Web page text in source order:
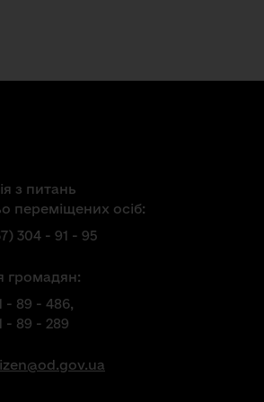
з питань
переміщених осіб:
304 - 91 - 95
громадян:
- 89 - 486,
- 89 - 289